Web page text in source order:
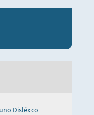
Disléxico